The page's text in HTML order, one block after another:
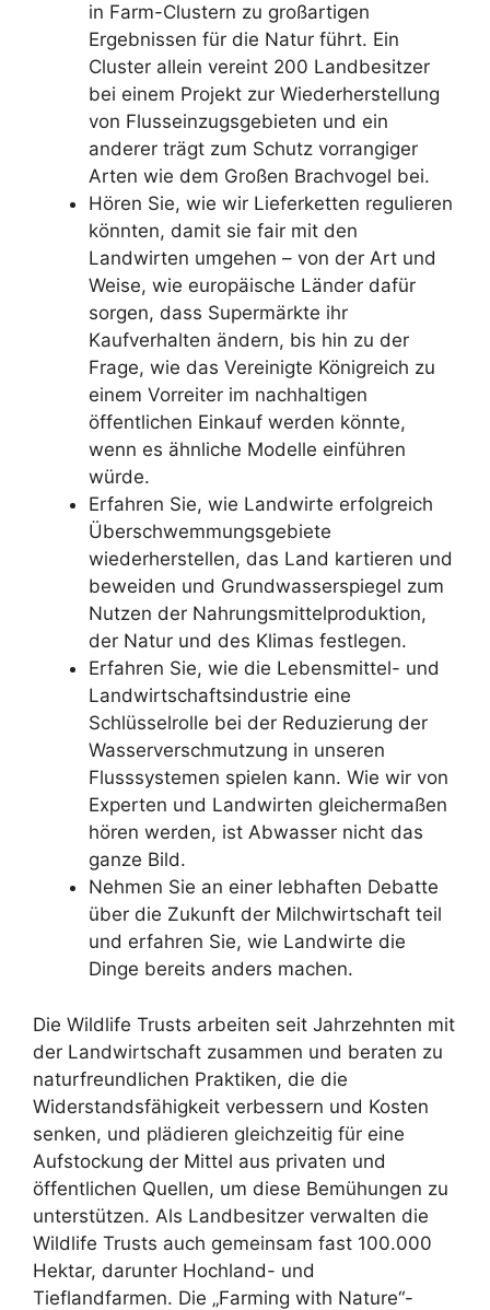
in Farm-Clustern zu großartigen
Ergebnissen für die Natur führt. Ein
Cluster allein vereint 200 Landbesitzer
bei einem Projekt zur Wiederherstellung
von Flusseinzugsgebieten und ein
anderer trägt zum Schutz vorrangiger
Arten wie dem Großen Brachvogel bei.
Hören Sie, wie wir Lieferketten regulieren
könnten, damit sie fair mit den
Landwirten umgehen – von der Art und
Weise, wie europäische Länder dafür
sorgen, dass Supermärkte ihr
Kaufverhalten ändern, bis hin zu der
Frage, wie das Vereinigte Königreich zu
einem Vorreiter im nachhaltigen
öffentlichen Einkauf werden könnte,
wenn es ähnliche Modelle einführen
würde.
Erfahren Sie, wie Landwirte erfolgreich
Überschwemmungsgebiete
wiederherstellen, das Land kartieren und
beweiden und Grundwasserspiegel zum
Nutzen der Nahrungsmittelproduktion,
der Natur und des Klimas festlegen.
Erfahren Sie, wie die Lebensmittel- und
Landwirtschaftsindustrie eine
Schlüsselrolle bei der Reduzierung der
Wasserverschmutzung in unseren
Flusssystemen spielen kann. Wie wir von
Experten und Landwirten gleichermaßen
hören werden, ist Abwasser nicht das
ganze Bild.
Nehmen Sie an einer lebhaften Debatte
über die Zukunft der Milchwirtschaft teil
und erfahren Sie, wie Landwirte die
Dinge bereits anders machen.
Die Wildlife Trusts arbeiten seit Jahrzehnten mit
der Landwirtschaft zusammen und beraten zu
naturfreundlichen Praktiken, die die
Widerstandsfähigkeit verbessern und Kosten
senken, und plädieren gleichzeitig für eine
Aufstockung der Mittel aus privaten und
öffentlichen Quellen, um diese Bemühungen zu
unterstützen. Als Landbesitzer verwalten die
Wildlife Trusts auch gemeinsam fast 100.000
Hektar, darunter Hochland- und
Tieflandfarmen. Die „Farming with Nature“-